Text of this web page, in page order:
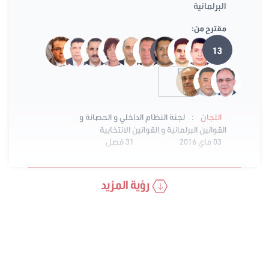
البرلمانية
مقترح من:
13
اللجان :
لجنة النظام الداخلي و الحصانة و
القوانين البرلمانية و القوانين الانتخابية
03 ماي 2016
31 فصل
رؤية المزيد